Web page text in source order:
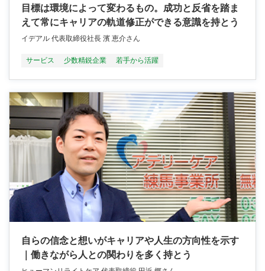
目標は環境によって変わるもの。成功と反省を踏ま
えて常にキャリアの軌道修正ができる意識を持とう
イデアル 代表取締役社長 濱 恵介さん
サービス 少数精鋭企業 若手から活躍
自らの信念と想いがキャリアや人生の方向性を示す
｜働きながら人との関わりを多く持とう